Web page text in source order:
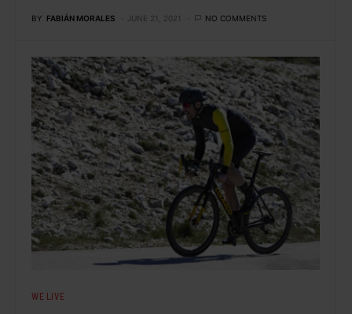
BY FABIÁN MORALES JUNE 21, 2021 NO COMMENTS
WE LIVE